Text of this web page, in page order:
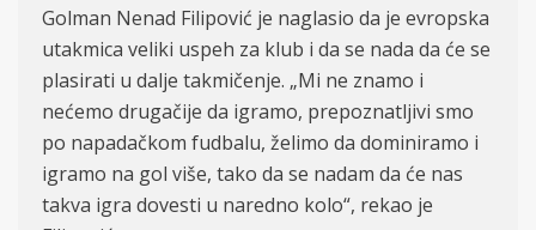
Golman Nenad Filipović je naglasio da je evropska
utakmica veliki uspeh za klub i da se nada da će se
plasirati u dalje takmičenje. „Mi ne znamo i
nećemo drugačije da igramo, prepoznatljivi smo
po napadačkom fudbalu, želimo da dominiramo i
igramo na gol više, tako da se nadam da će nas
takva igra dovesti u naredno kolo“, rekao je